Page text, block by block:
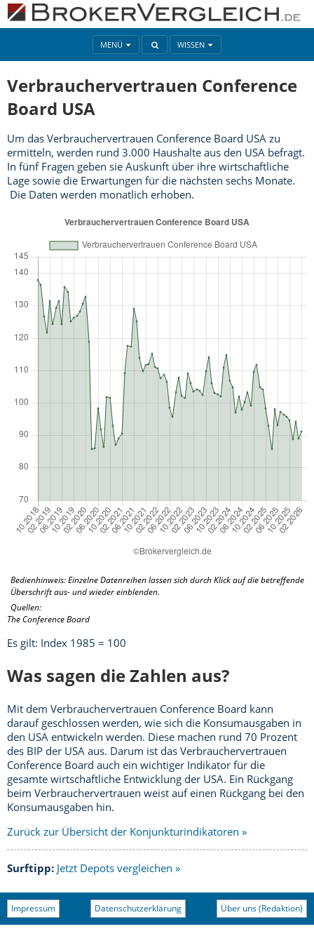
MENÜ WISSEN
Verbrauchervertrauen Conference
Board USA
Um das Verbrauchervertrauen Conference Board USA zu
ermitteln, werden rund 3.000 Haushalte aus den USA befragt.
In fünf Fragen geben sie Auskunft über ihre wirtschaftliche
Lage sowie die Erwartungen für die nächsten sechs Monate.
Die Daten werden monatlich erhoben.
Bedienhinweis: Einzelne Datenreihen lassen sich durch Klick auf die betreffende
Überschrift aus- und wieder einblenden.
Quellen:
The Conference Board
Es gilt: Index 1985 = 100
Was sagen die Zahlen aus?
Mit dem Verbrauchervertrauen Conference Board kann
darauf geschlossen werden, wie sich die Konsumausgaben in
den USA entwickeln werden. Diese machen rund 70 Prozent
des BIP der USA aus. Darum ist das Verbrauchervertrauen
Conference Board auch ein wichtiger Indikator für die
gesamte wirtschaftliche Entwicklung der USA. Ein Rückgang
beim Verbrauchervertrauen weist auf einen Rückgang bei den
Konsumausgaben hin.
Zurück zur Übersicht der Konjunkturindikatoren »
Surftipp: Jetzt Depots vergleichen »
Impressum Datenschutzerklärung Über uns (Redaktion)